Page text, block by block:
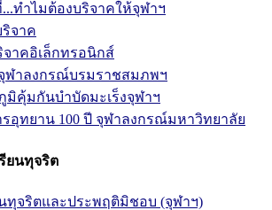
...ทำไมต้องบริจาคให้จุฬาฯ
จาค
จาคอิเล็กทรอนิกส์
ฬาลงกรณ์บรมราชสมภพฯ
มิคุ้มกันบำบัดมะเร็งจุฬาฯ
รอุทยาน 100 ปี จุฬาลงกรณ์มหาวิทยาลัย
รียนทุจริต
นทุจริตและประพฤติมิชอบ (จุฬาฯ)